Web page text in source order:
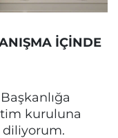
İÇİNDE
kuruluna